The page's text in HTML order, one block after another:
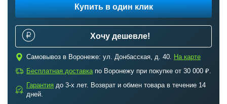
Купить в один клик
Хочу дешевле!
c Самовывоз в Воронеже: ул. Донбасская, д. 40. На карте
a Бесплатная доставкапо Воронежу при покупке от 30 000 ₽.
b
Гарантия до 3-х лет. Возврат и обмен товара в течение 14
дней.